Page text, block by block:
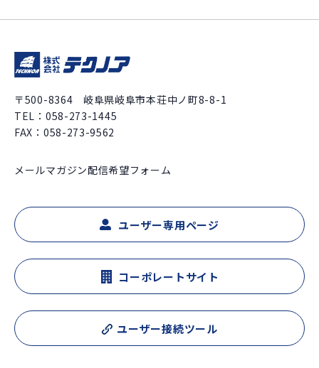
〒500-8364 岐阜県岐阜市本荘中ノ町8-8-1
TEL： 058-273-1445
FAX：058-273-9562
メールマガジン配信希望フォーム
ユーザー専用ページ
コーポレートサイト
ユーザー接続ツール